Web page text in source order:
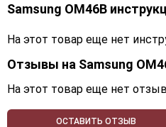
Samsung OM46B
На этот товар еще нет
Отзывы на Samsung
На этот товар еще нет
ОСТАВИТЬ ОТЗЫВ